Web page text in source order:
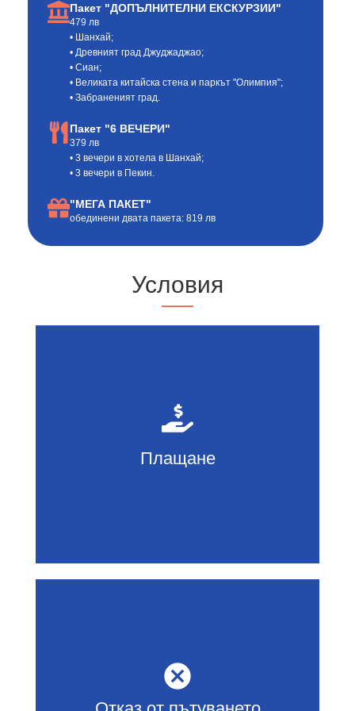
Пакет "ДОПЪЛНИТЕЛНИ ЕКСКУРЗИИ"
479 лв
• Шанхай;
• Древният град Джуджаджао;
• Сиан;
• Великата китайска стена и паркът "Олимпия";
• Забраненият град.
Пакет "6 ВЕЧЕРИ"
379 лв
• 3 вечери в хотела в Шанхай;
• 3 вечери в Пекин.
"МЕГА ПАКЕТ"
обединени двата пакета: 819 лв
Условия
Плащане
800 лв при резервиране
Пълно плащане до 45 дни преди
заминаване